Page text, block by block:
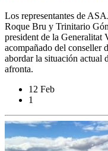
Los representantes de
Roque Bru y Trinitario
president de la Generalitat
acompañado del conseller
abordar la situación actual
afronta.
12 Feb
1